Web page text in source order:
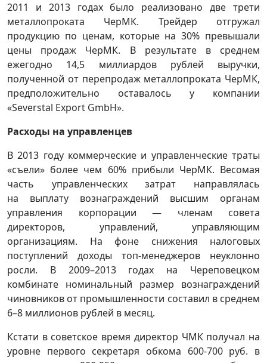
2011 и 2013 годах было реализовано две трети
металлопроката ЧерМК. Трейдер отгружал
продукцию по ценам, которые на 30% превышали
цены продаж ЧерМК. В результате в среднем
ежегодно 14,5 миллиардов рублей выручки,
полученной от перепродаж металлопроката ЧерМК,
предположительно оставалось у компании
«Severstal Export GmbH».
Расходы на управленцев
В 2013 году коммерческие и управленческие траты
«съели» более чем 60% прибыли ЧерМК. Весомая
часть управленческих затрат направлялась
на выплату вознаграждений высшим органам
управления корпорации — членам совета
директоров, управлений, управляющим
организациям. На фоне снижения налоговых
поступлений доходы топ-менеджеров неуклонно
росли. В 2009–2013 годах на Череповецком
комбинате номинальный размер вознаграждений
чиновников от промышленности составил в среднем
6–8 миллионов рублей в месяц.
Кстати в советское время директор ЧМК получал на
уровне первого секретаря обкома 600-700 руб. в